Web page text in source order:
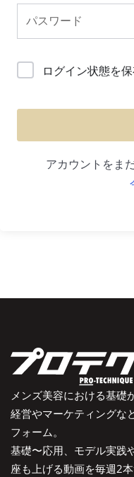
ログイン状態を
アカウントをま
メンズ美容における基礎
経営やマーケティングな
フォーム。
基礎〜応用、モデル実践
座も上げる動画を毎週2